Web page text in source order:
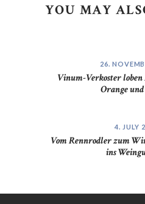
YOU MAY
26.
Vinum-Verkoster
Orange
4. JULY
Vom Rennrodler zum
ins